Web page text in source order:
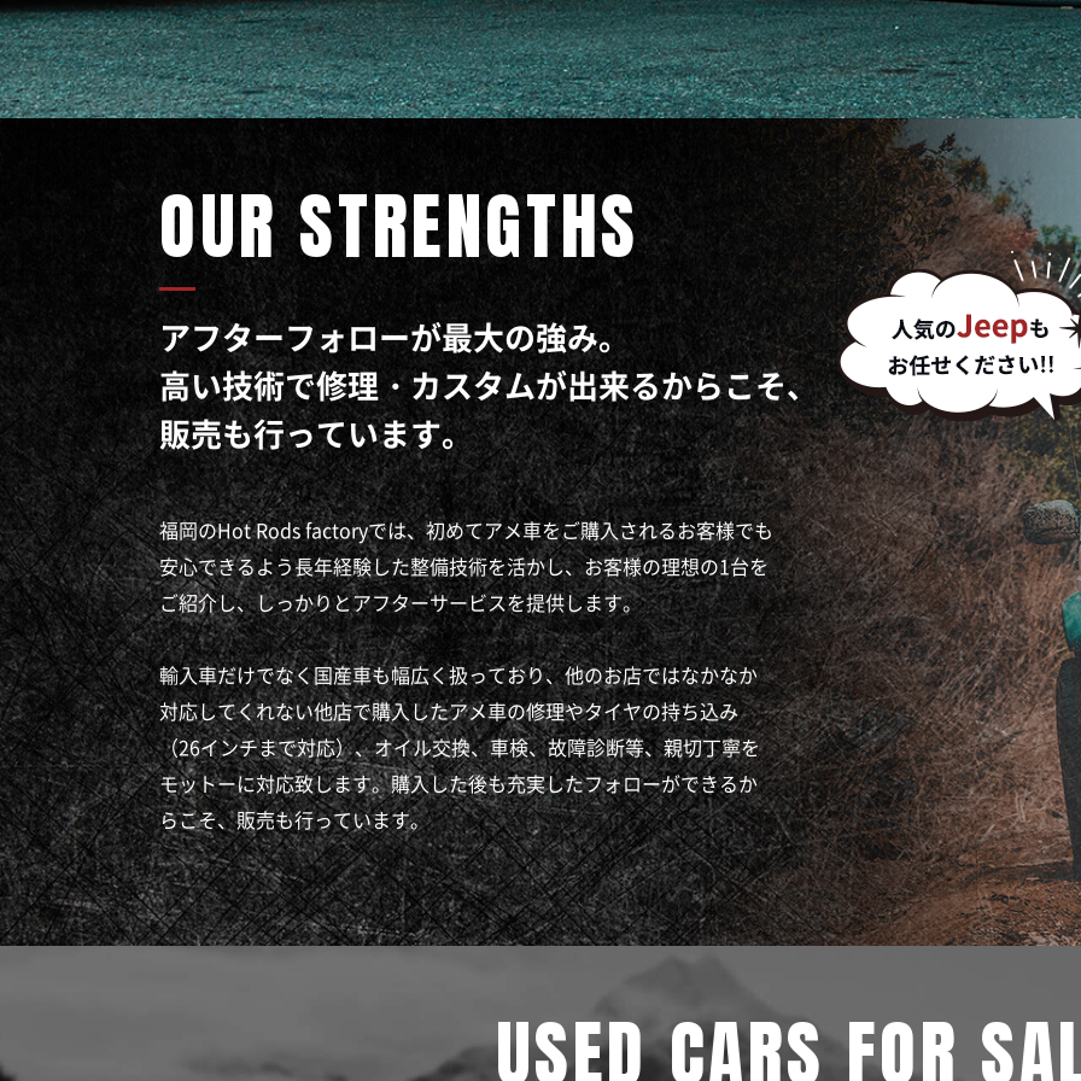
OUR STRENGTHS
アフターフォローが最大の強み。
高い技術で修理・カスタムが出来るからこそ、
販売も行っています。
福岡のHot Rods factoryでは、初めてアメ車をご購入されるお客様でも
安心できるよう長年経験した整備技術を活かし、お客様の理想の1台を
ご紹介し、しっかりとアフターサービスを提供します。
輸入車だけでなく国産車も幅広く扱っており、他のお店ではなかなか
対応してくれない他店で購入したアメ車の修理やタイヤの持ち込み
（26インチまで対応）、オイル交換、車検、故障診断等、親切丁寧を
モットーに対応致します。購入した後も充実したフォローができるか
らこそ、販売も行っています。
USED CARS FOR